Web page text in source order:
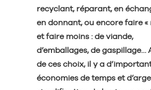
recyclant, réparant, en
en donnant, ou encore faire «
et faire moins : de viande,
d’emballages, de gaspillage…
de ces choix, il y a
économies de temps et